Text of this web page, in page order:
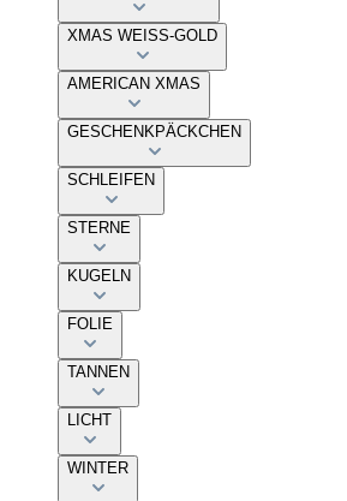
XMAS WEISS-GOLD
AMERICAN XMAS
GESCHENKPÄCKCHEN
SCHLEIFEN
STERNE
KUGELN
FOLIE
TANNEN
LICHT
WINTER